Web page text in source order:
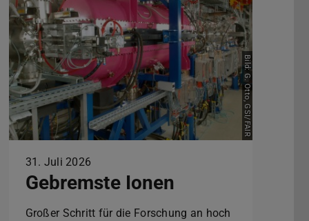
Bild: G. Otto, GSI/FAIR
31. Juli 2026
Gebremste Ionen
Großer Schritt für die Forschung an hoch